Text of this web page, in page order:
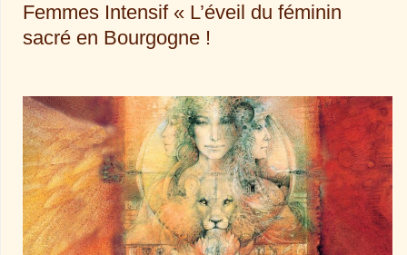
Femmes Intensif « L’éveil du féminin
sacré en Bourgogne !